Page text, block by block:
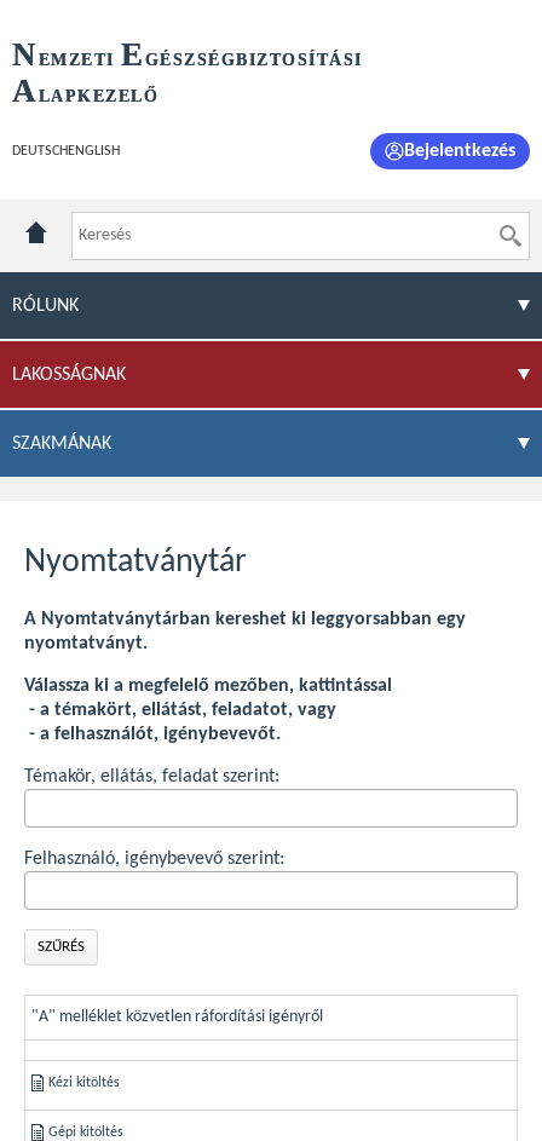
NEMZETI E GÉSZSÉGBIZTOSÍTÁSI
ALAPKEZELŐ
DEUTSCH ENGLISH Bejelentkezés
RÓLUNK
LAKOSSÁGNAK
SZAKMÁNAK
Nyomtatványtár
A Nyomtatványtárban kereshet ki leggyorsabban egy
nyomtatványt.
Válassza ki a megfelelő mezőben, kattintással
- a témakört, ellátást, feladatot, vagy
- a felhasználót, igénybevevőt.
Témakör, ellátás, feladat szerint:
Felhasználó, igénybevevő szerint:
SZŰRÉS
Nyomtatvány
neve
Választható
kitöltési
mód
"A" melléklet közvetlen ráfordítási igényről
Kézi kitöltés
Gépi kitöltés